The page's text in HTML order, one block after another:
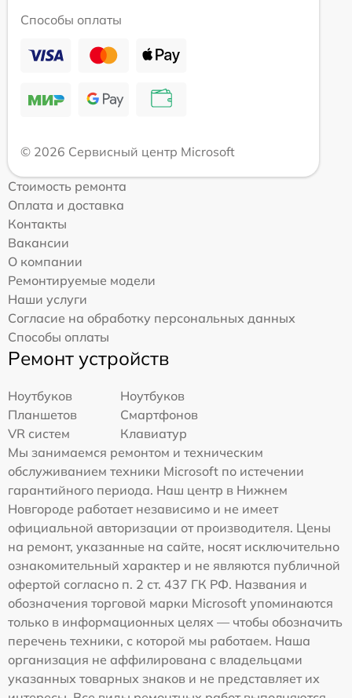
Способы оплаты
© 2026 Сервисный центр Microsoft
Стоимость ремонта
Оплата и доставка
Контакты
Вакансии
О компании
Ремонтируемые модели
Наши услуги
Согласие на обработку персональных данных
Способы оплаты
Ремонт устройств
Ноутбуков
Ноутбуков
Планшетов
Смартфонов
VR систем
Клавиатур
Мы занимаемся ремонтом и техническим
обслуживанием техники Microsoft по истечении
гарантийного периода. Наш центр в Нижнем
Новгороде работает независимо и не имеет
официальной авторизации от производителя. Цены
на ремонт, указанные на сайте, носят исключительно
ознакомительный характер и не являются публичной
офертой согласно п. 2 ст. 437 ГК РФ. Названия и
обозначения торговой марки Microsoft упоминаются
только в информационных целях — чтобы обозначить
перечень техники, с которой мы работаем. Наша
организация не аффилирована с владельцами
указанных товарных знаков и не представляет их